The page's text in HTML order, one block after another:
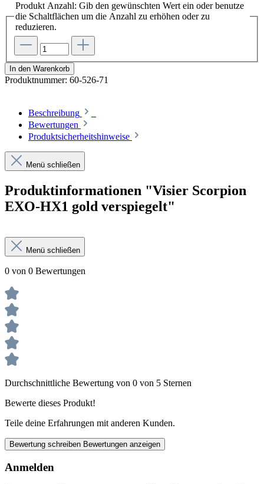
Produkt Anzahl: Gib den gewünschten Wert ein oder benutze
die Schaltflächen um die Anzahl zu erhöhen oder zu
reduzieren.
In den Warenkorb
Produktnummer: 60-526-71
Beschreibung
Bewertungen
Produktsicherheitshinweise
Menü schließen
Produktinformationen "Visier Scorpion
EXO-HX1 gold verspiegelt"
Menü schließen
0 von 0 Bewertungen
Durchschnittliche Bewertung von 0 von 5 Sternen
Bewerte dieses Produkt!
Teile deine Erfahrungen mit anderen Kunden.
Bewertung schreiben Bewertungen anzeigen
Anmelden